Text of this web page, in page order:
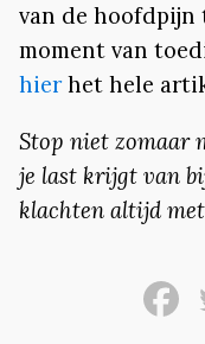
van de hoofdpijn
moment van
hierhet hele
Stop niet zomaar
je last krijgt van
klachten altijd